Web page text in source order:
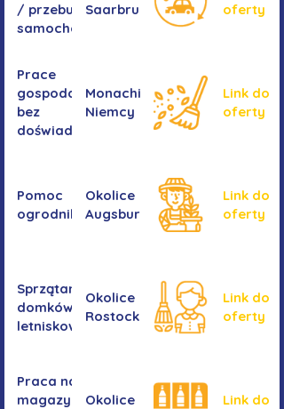
/ przebudowa
samochodów
Saarbrucken
oferty
Prace
gospodarcze -
bez
doświadczenia
Monachium,
Niemcy
Link do
oferty
Pomoc
ogrodnika
Okolice
Augsburga
Link do
oferty
Sprzątanie
domków
letniskowych
Okolice
Rostocku
Link do
oferty
Praca na
magazynieOkolice
Link do